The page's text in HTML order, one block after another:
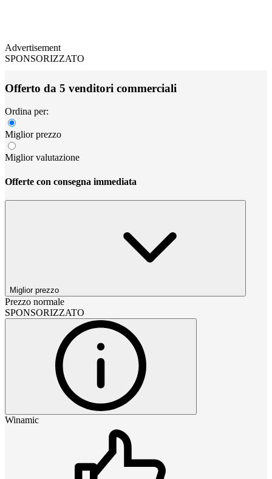
Advertisement
SPONSORIZZATO
Offerto da 5 venditori commerciali
Ordina per:
Miglior prezzo
Miglior valutazione
Offerte con consegna immediata
Miglior prezzo
Prezzo normale
SPONSORIZZATO
Winamic